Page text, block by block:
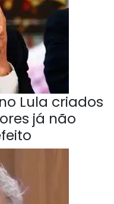
Lula criados
já não